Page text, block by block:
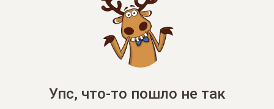
Упс, что-то пошло не так